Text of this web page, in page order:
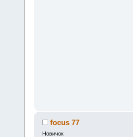
focus 77
Новичок